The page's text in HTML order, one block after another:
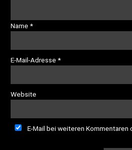
Name*
E-Mail-Adresse*
Website
E-Mail bei weiteren Kommentaren